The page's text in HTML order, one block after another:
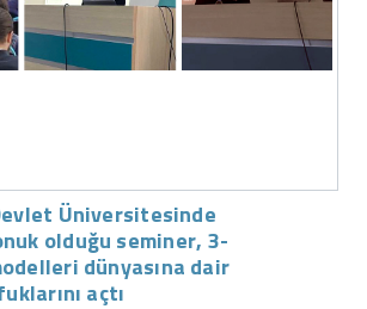
Üniversitesinde
olduğu seminer, 3-
dünyasına dair
açtı